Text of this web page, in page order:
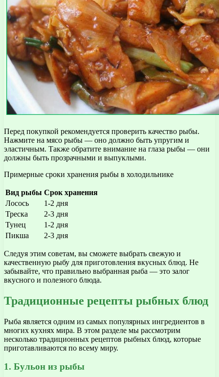
Перед покупкой рекомендуется проверить качество рыбы.
Нажмите на мясо рыбы — оно должно быть упругим и
эластичным. Также обратите внимание на глаза рыбы — они
должны быть прозрачными и выпуклыми.
Примерные сроки хранения рыбы в холодильнике
Вид рыбы Срок хранения
Лосось
1-2 дня
Треска
2-3 дня
Тунец
1-2 дня
Пикша
2-3 дня
Следуя этим советам, вы сможете выбрать свежую и
качественную рыбу для приготовления вкусных блюд. Не
забывайте, что правильно выбранная рыба — это залог
вкусного и полезного блюда.
Традиционные рецепты рыбных блюд
Рыба является одним из самых популярных ингредиентов в
многих кухнях мира. В этом разделе мы рассмотрим
несколько традиционных рецептов рыбных блюд, которые
приготавливаются по всему миру.
1. Бульон из рыбы